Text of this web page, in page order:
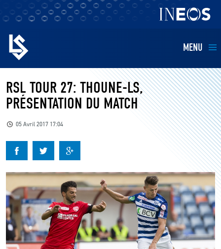
MENU
EQUIPES
BILLETTERIE
KIDS
BUSINESS
RESTAURATION
CLUB
RSL TOUR 27: THOUNE-LS,
PRÉSENTATION DU MATCH
05 Avril 2017 17:04